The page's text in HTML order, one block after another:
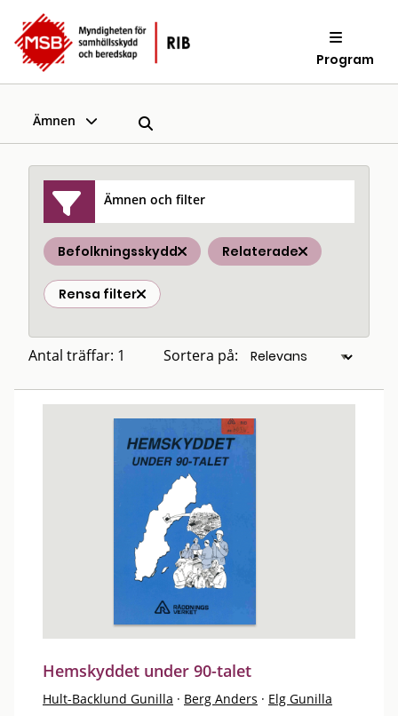
Program
Ämnen
Ämnen och filter
Befolkningsskydd Relaterade
Rensa filter
Antal träffar: 1 Sortera på:
Hemskyddet under 90-talet
Hult-Backlund Gunilla · Berg Anders · Elg Gunilla